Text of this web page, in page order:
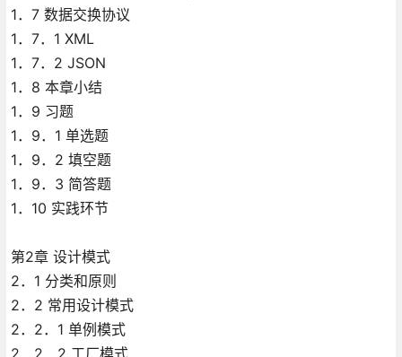
1．7 数据交换协议
1．7．1 XML
1．7．2 JSON
1．8 本章小结
1．9 习题
1．9．1 单选题
1．9．2 填空题
1．9．3 简答题
1．10 实践环节
第2章 设计模式
2．1 分类和原则
2．2 常用设计模式
2．2．1 单例模式
2．2．2 工厂模式